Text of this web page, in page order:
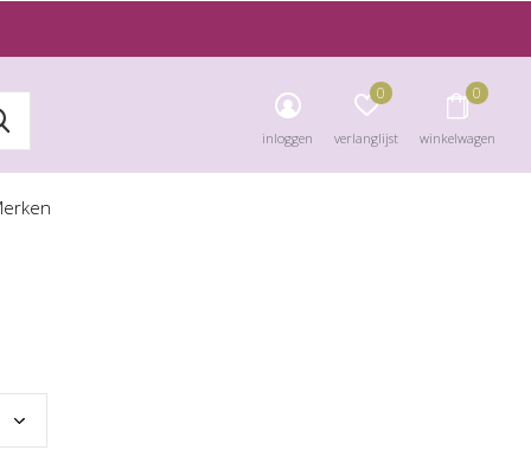
inloggen verlanglijst
0
winkelwagen
0